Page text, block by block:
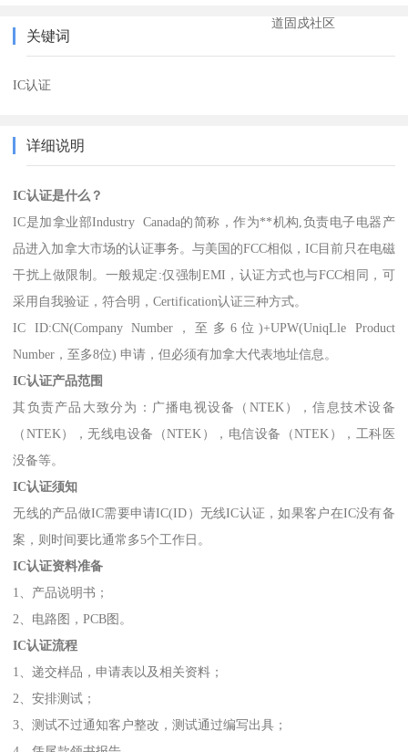
道固戍社区
关键词
IC认证
详细说明
IC认证是什么？
IC是加拿业部Industry Canada的简称，作为**机构,负责电子电器产
品进入加拿大市场的认证事务。与美国的FCC相似，IC目前只在电磁
干扰上做限制。一般规定:仅强制EMI，认证方式也与FCC相同，可
采用自我验证，符合明，Certification认证三种方式。
IC ID:CN(Company Number，至多6位)+UPW(UniqLle Product
Number，至多8位) 申请，但必须有加拿大代表地址信息。
IC认证产品范围
其负责产品大致分为：广播电视设备（NTEK），信息技术设备
（NTEK），无线电设备（NTEK），电信设备（NTEK），工科医
没备等。
IC认证须知
无线的产品做IC需要申请IC(ID）无线IC认证，如果客户在IC没有备
案，则时间要比通常多5个工作日。
IC认证资料准备
1、产品说明书；
2、电路图，PCB图。
IC认证流程
1、递交样品，申请表以及相关资料；
2、安排测试；
3、测试不过通知客户整改，测试通过编写出具；